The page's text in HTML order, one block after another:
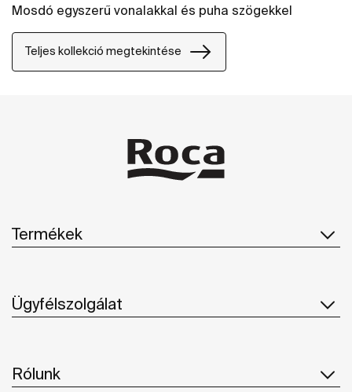
Mosdó egyszerű vonalakkal és puha szögekkel
Teljes kollekció megtekintése
Termékek
Ügyfélszolgálat
Rólunk